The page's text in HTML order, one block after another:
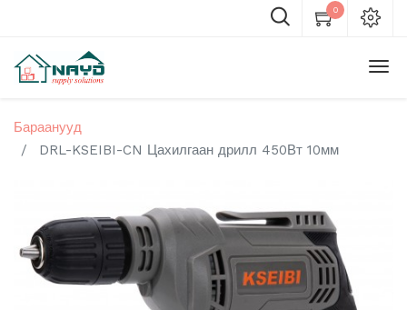
0
Бараанууд
DRL-KSEIBI-CN Цахилгаан дрилл 450Вт 10мм